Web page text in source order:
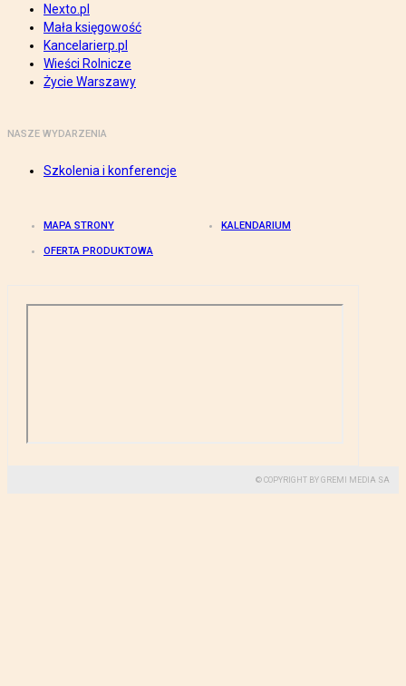
Nexto.pl
Mała księgowość
Kancelarierp.pl
Wieści Rolnicze
Życie Warszawy
NASZE WYDARZENIA
Szkolenia i konferencje
MAPA STRONY KALENDARIUM
OFERTA PRODUKTOWA
© COPYRIGHT BY GREMI MEDIA SA